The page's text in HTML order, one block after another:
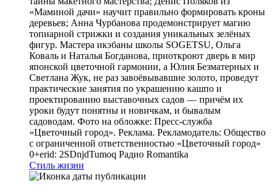
«Маминой дачи» научит правильно формировать кроны
деревьев; Анна Чурбанова продемонстрирует магию
топиарной стрижки и создания уникальных зелёных
фигур. Мастера икэбаны школы SOGETSU, Ольга
Коваль и Наталья Богданова, приоткроют дверь в мир
японской цветочной гармонии, а Юлия Безматерных и
Светлана Жук, не раз завоёвывавшие золото, проведут
практические занятия по украшению кашпо и
проектированию выставочных садов — причём их
уроки будут понятны и новичкам, и бывалым
садоводам. Фото на обложке: Пресс-служба
«Цветочный город». Реклама. Рекламодатель: Общество
с ограниченной ответственностью «Цветочный город»
0+erid: 2SDnjdTumoq Радио Romantika
Стиль жизни